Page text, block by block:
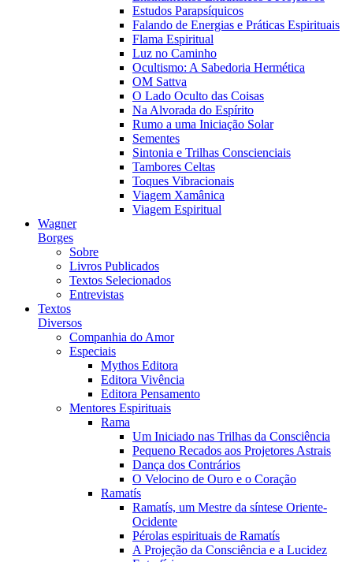
Estudos Parapsíquicos
Falando de Energias e Práticas Espirituais
Flama Espiritual
Luz no Caminho
Ocultismo: A Sabedoria Hermética
OM Sattva
O Lado Oculto das Coisas
Na Alvorada do Espírito
Rumo a uma Iniciação Solar
Sementes
Sintonia e Trilhas Conscienciais
Tambores Celtas
Toques Vibracionais
Viagem Xamânica
Viagem Espiritual
Wagner
Borges
Sobre
Livros Publicados
Textos Selecionados
Entrevistas
Textos
Diversos
Companhia do Amor
Especiais
Mythos Editora
Editora Vivência
Editora Pensamento
Mentores Espirituais
Rama
Um Iniciado nas Trilhas da Consciência
Pequeno Recados aos Projetores Astrais
Dança dos Contrários
O Velocino de Ouro e o Coração
Ramatís
Ramatís, um Mestre da síntese Oriente-
Ocidente
Pérolas espirituais de Ramatís
A Projeção da Consciência e a Lucidez